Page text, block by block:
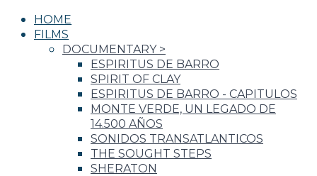
HOME
FILMS
DOCUMENTARY >
ESPIRITUS DE BARRO
SPIRIT OF CLAY
ESPIRITUS DE BARRO - CAPITULOS
MONTE VERDE, UN LEGADO DE
14.500 AÑOS
SONIDOS TRANSATLANTICOS
THE SOUGHT STEPS
SHERATON